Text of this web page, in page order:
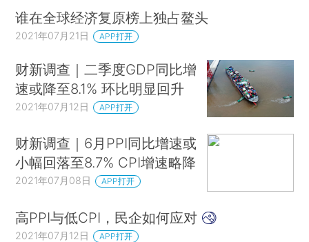
谁在全球经济复原榜上独占鳌头
2021年07月21日 APP打开
财新调查｜二季度GDP同比增
速或降至8.1% 环比明显回升
2021年07月12日 APP打开
财新调查｜6月PPI同比增速或
小幅回落至8.7% CPI增速略降
2021年07月08日 APP打开
高PPI与低CPI，民企如何应对
2021年07月12日 APP打开